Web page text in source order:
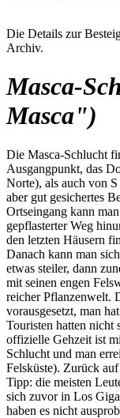
Die Details zur
Archiv.
Masca-
Masca")
Die Masca-Schlucht
Ausgangpunkt, das
Norte), als auch von
aber gut gesichertes
Ortseingang kann
gepflasterter Weg
den letzten Häusern
Danach kann man
etwas steiler, dann
mit seinen engen
reicher Pflanzenwelt.
vorausgesetzt, man
Touristen hatten nicht
offizielle Gehzeit ist
Schlucht und man
Felsküste). Zurück
Tipp: die meisten
sich zuvor in Los
haben es nicht